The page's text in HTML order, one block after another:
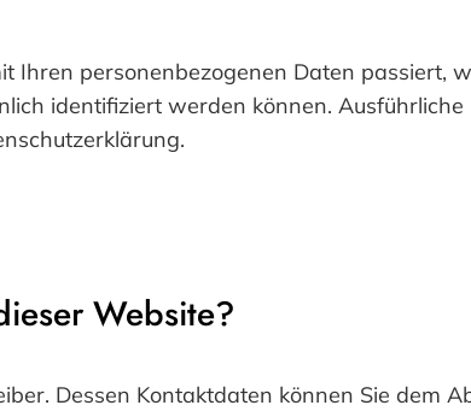
personenbezogenen Daten passiert,
identifiziert werden können.
Website?
Dessen Kontaktdaten können Sie dem